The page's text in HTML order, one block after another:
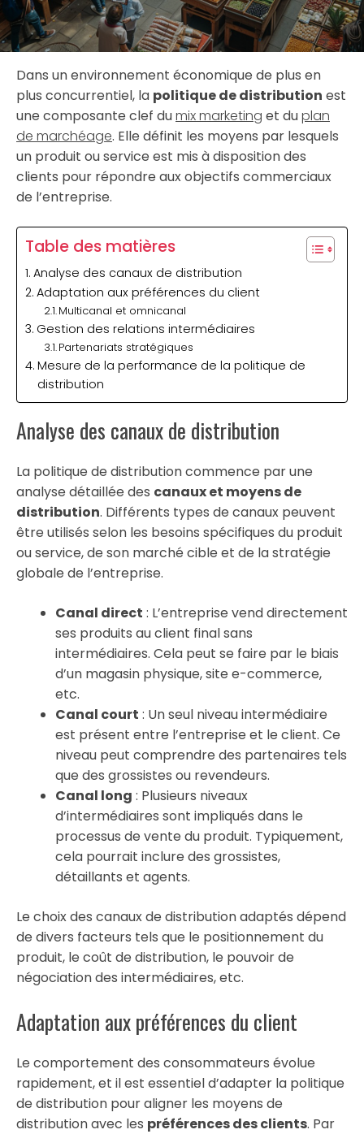
Dans un environnement économique de plus en
plus concurrentiel, la politique de distribution est
une composante clef dumix marketing et duplan
de marchéage. Elle définit les moyens par lesquels
un produit ou service est mis à disposition des
clients pour répondre aux objectifs commerciaux
de l’entreprise.
Table des matières
Analyse des canaux de distribution
Adaptation aux préférences du client
Multicanal et omnicanal
Gestion des relations intermédiaires
Partenariats stratégiques
Mesure de la performance de la politique de
distribution
Analyse des canaux de distribution
La politique de distribution commence par une
analyse détaillée des canaux et moyens de
distribution. Différents types de canaux peuvent
être utilisés selon les besoins spécifiques du produit
ou service, de son marché cible et de la stratégie
globale de l’entreprise.
Canal direct : L’entreprise vend directement
ses produits au client final sans
intermédiaires. Cela peut se faire par le biais
d’un magasin physique, site e-commerce,
etc.
Canal court : Un seul niveau intermédiaire
est présent entre l’entreprise et le client. Ce
niveau peut comprendre des partenaires tels
que des grossistes ou revendeurs.
Canal long : Plusieurs niveaux
d’intermédiaires sont impliqués dans le
processus de vente du produit. Typiquement,
cela pourrait inclure des grossistes,
détaillants et agents.
Le choix des canaux de distribution adaptés dépend
de divers facteurs tels que le positionnement du
produit, le coût de distribution, le pouvoir de
négociation des intermédiaires, etc.
Adaptation aux préférences du client
Le comportement des consommateurs évolue
rapidement, et il est essentiel d’adapter la politique
de distribution pour aligner les moyens de
distribution avec les préférences des clients. Par